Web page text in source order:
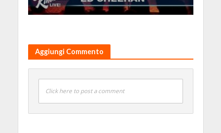
Aggiungi Commento
Click here to post a comment